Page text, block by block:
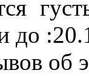
до
об